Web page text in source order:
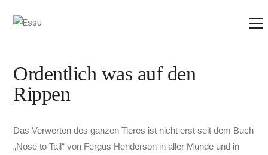
Ordentlich was auf den
Rippen
Das Verwerten des ganzen Tieres ist nicht erst seit dem Buch
„Nose to Tail“ von Fergus Henderson in aller Munde und in